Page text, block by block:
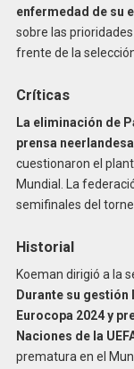
enfermedad de su
sobre las
frente de la
Críticas
La eliminación de
prensa
cuestionaron el
Mundial. La
semifinales del
Historial
Koeman dirigió a la
Durante su gestión
Eurocopa 2024 y
Naciones de la
prematura en el